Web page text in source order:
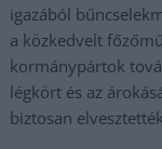
igazából
a közkedvelt
kormánypártok
légkört és az
biztosan